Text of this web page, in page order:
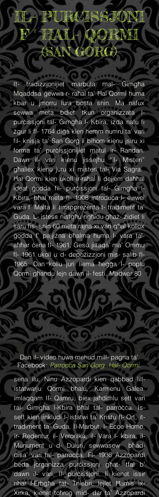
IL- PURCISSJONI
F ' HAL- QORMI
(SAN GORG)
It- tradizzjonijiet marbuta mal- Ġimgħa
Mqaddsa ġewwa r- raħal ta’ Ħal Qormi huma
kbar u jmorru lura bosta snin. Ma nafux
sewwa meta bdiet tkun organizzata l-
purċissjoni tal- Ġimgħa l- Kbira, iżda nafu fi
żgur li fl- 1764 diġà kien hemm numru ta’ vari
fil- knisja ta’ San Ġorġ li bihom kienu jsiru xi
forma ta’ purċissjonijiet matul ir- Randan.
Dawn il- vari kienu jissejħu “il- Misteri”
għaliex kienu juru xi misteri tal- Via Sagra.
Ħal Qormi kien ukoll ir-raħal li dejjem daħħal
ideat ġodda fil- purċissjoni tal- Ġimgħa l-
Kbira, bħal meta fl- 1908 introduċa l- ewwel
vara f’ Malta li tirrappreżenta t- tradiment ta’
Ġuda. L- istess nistgħu ngħidu għaż- żidiet li
saru fis- snin 60 meta rajna xi vari għal kollox
ġodda f’ pajjiżna bħalma huma l- vara tal-
aħħar ċena fl- 1961, Ġesù jiltaqa’ ma’ Ommu
fl- 1961 ukoll u d- depożizzjoni mis- salib fl-
1965. Dan kollu juri liema ħeġġa l- poplu
Qormi għandu lejn dawn il- festi. Madwar 80
Dan il- video huwa mehud mill- pagna ta'
Facebook:Parrocca San Gorg, Hal- Qormi.
sena ilu, Ninu Azzopardi kien qabbad lill-
istatwarju Qormi bħalu, Karmenu Galea,
imlaqqam Il- Qamru, biex jaħdimlu sett vari
tal- Ġimgħa l-Kbira bħal tal- parroċċa. Is-
sett kien jinkludi l- istatwi ta’ Kristu fl- Ort, it-
tradiment ta’ Ġuda, Il-Marbut, l- Ecce Homo,
ir- Redentur, il- Veronika, il- Vara l- kbira, il-
Munument u d- Duluri, sewwasew bħad-
disa’ vari tal- parrocca. Fl- 1936 Azzopardi
beda jorganizza purċissjoni għat- tfal b’
dawn il- vari. Il- purċissjoni, li kienet issir
nhar l-Erbgħa tat- Tniebri, lejlet Ħamis ix-
Xirka, kienet toħroġ mid- dar ta’ Azzopardi